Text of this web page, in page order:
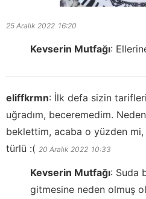
25 Aralık 2022 16:20
Kevserin Mutfağı:
eliffkrmn: İlk defa sizin
uğradım, beceremedim.
beklettim, acaba o yüzden
türlü :( 20 Aralık 2022 10:33
Kevserin Mutfağı: Suda
gitmesine neden olmuş